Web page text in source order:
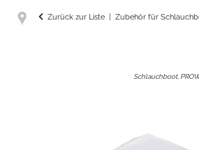
Zurück zur Liste Zubehör für
Schlauchboot,